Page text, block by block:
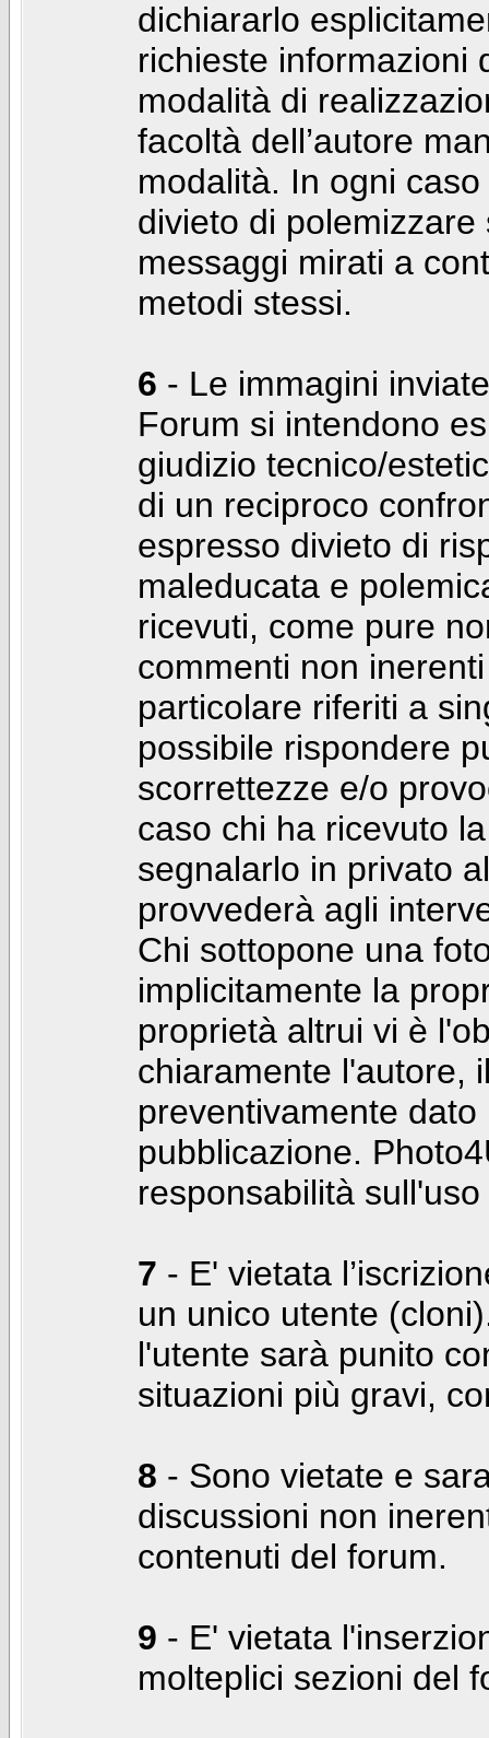
dichiararlo
richieste informazioni
modalità di
facoltà dell’autore
modalità. In ogni
divieto di
messaggi mirati a
metodi stessi.
6 - Le immagini
Forum si intendono
giudizio tecnico/
di un reciproco
espresso divieto di
maleducata e
ricevuti, come pure
commenti non
particolare riferiti a
possibile rispondere
scorrettezze e/o
caso chi ha ricevuto
segnalarlo in privato
provvederà agli
Chi sottopone una
implicitamente la
proprietà altrui vi è
chiaramente l'autore,
preventivamente
pubblicazione.
responsabilità
7 - E' vietata
un unico utente
l'utente sarà punito
situazioni più gravi,
8 - Sono vietate e
discussioni non
contenuti del forum.
9 - E' vietata
molteplici sezioni del